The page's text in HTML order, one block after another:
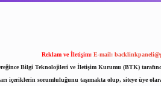
Reklam ve İletişim: E-mail:
Bilgi Teknolojileri ve İletişim Kurumu (BTK)
içeriklerin sorumluluğunu taşımakta olup, siteye üye